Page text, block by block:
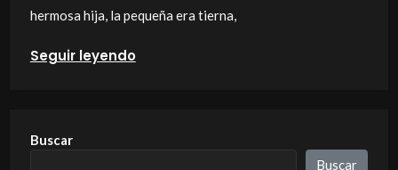
hermosa hija, la pequeña era tierna,
Seguir leyendo
Buscar
Buscar